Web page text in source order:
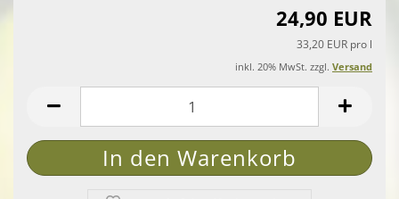
24,90 EUR
33,20 EUR pro l
inkl. 20% MwSt. zzgl. Versand